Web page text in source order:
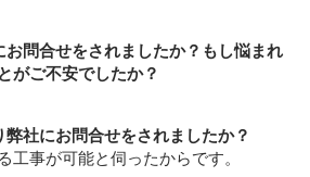
お問合せをされましたか？もし悩まれ
がご不安でしたか？
社にお問合せをされましたか？
工事が可能と伺ったからです。